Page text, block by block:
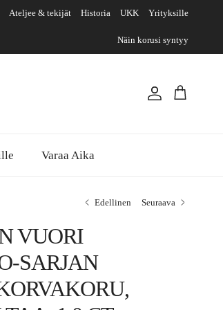
Ateljee & tekijät Historia UKK Yrityksille
Näin korusi syntyy
Tili Ostoskori
Varaa Aika
Edellinen Seuraava
VUORI
SARJAN